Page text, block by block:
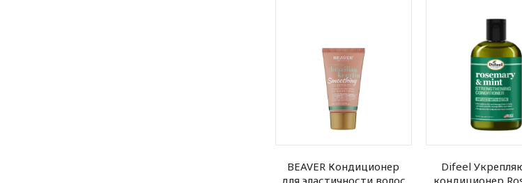
BEAVER Кондиционер
для эластичности волос
Difeel
кондиционер